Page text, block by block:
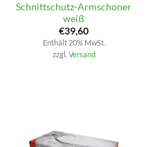
Schnittschutz-Armschoner
weiß
€39,60
Enthält 20% MwSt.
zzgl. Versand